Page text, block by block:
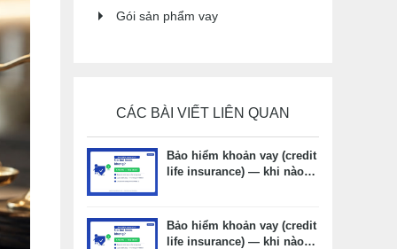
Gói sản phẩm vay
CÁC BÀI VIẾT LIÊN QUAN
Bảo hiểm khoản vay (credit
life insurance) — khi nào
Bảo hiểm khoản vay (credit
life insurance) — khi nào